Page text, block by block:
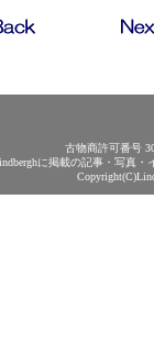
古物商許可番号
に掲載の記事・写真